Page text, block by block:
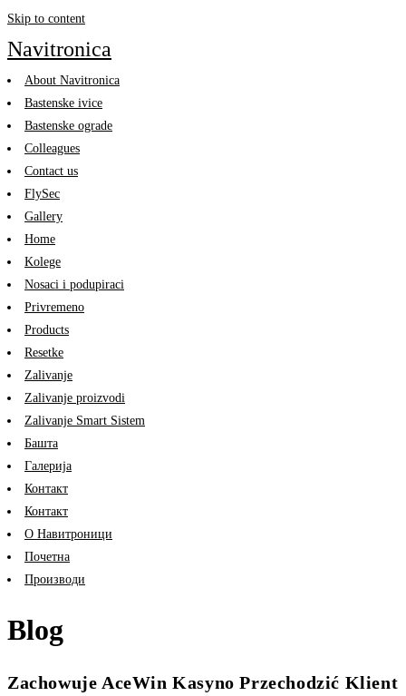
Skip to content
Navitronica
About Navitronica
Bastenske ivice
Bastenske ograde
Colleagues
Contact us
FlySec
Gallery
Home
Kolege
Nosaci i podupiraci
Privremeno
Products
Resetke
Zalivanje
Zalivanje proizvodi
Zalivanje Smart Sistem
Башта
Галерија
Контакт
Контакт
О Навитроници
Почетна
Производи
Blog
Zachowuje AceWin Kasyno Przechodzić Klient